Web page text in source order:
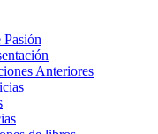
Anteriores